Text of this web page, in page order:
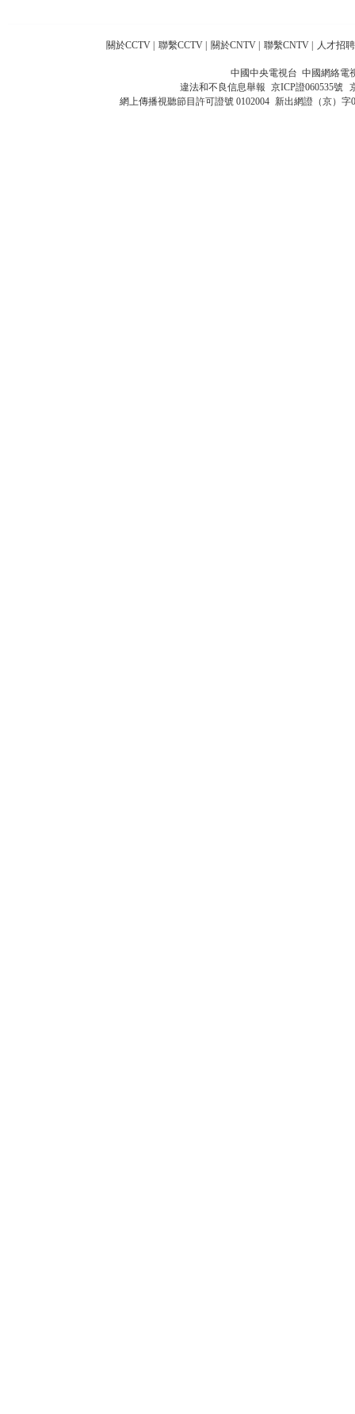
關於CCTV | 聯繫CCTV | 關於CNTV | 聯繫CNTV | 人才招聘
中國中央電視台 中國網絡電
違法和不良信息舉報 京ICP證060535號
網上傳播視聽節目許可證號 0102004 新出網證（京）